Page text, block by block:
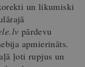
un likumiski
pārdevu
apmierināts.
ļoti rupjus un